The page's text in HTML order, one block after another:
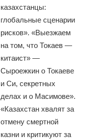
казахстанцы:
глобальные сценарии
рисков». «Выезжаем
на том, что Токаев —
китаист» —
Сыроежкин о Токаеве
и Си, секретных
делах и о Масимове».
«Казахстан хвалят за
отмену смертной
казни и критикуют за